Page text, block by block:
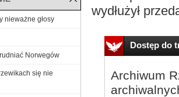
wydłużył
Dostęp do
Archiwum
nieważne głosy
Norwegów
się nie